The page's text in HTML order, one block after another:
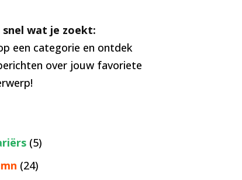
snel wat je zoekt:
een categorie en ontdek
over jouw favoriete
(5)
(24)